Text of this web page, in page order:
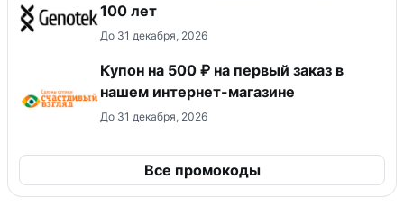
100 лет
До 31 декабря, 2026
Купон на 500 ₽ на первый заказ в
нашем интернет-магазине
До 31 декабря, 2026
Все промокоды